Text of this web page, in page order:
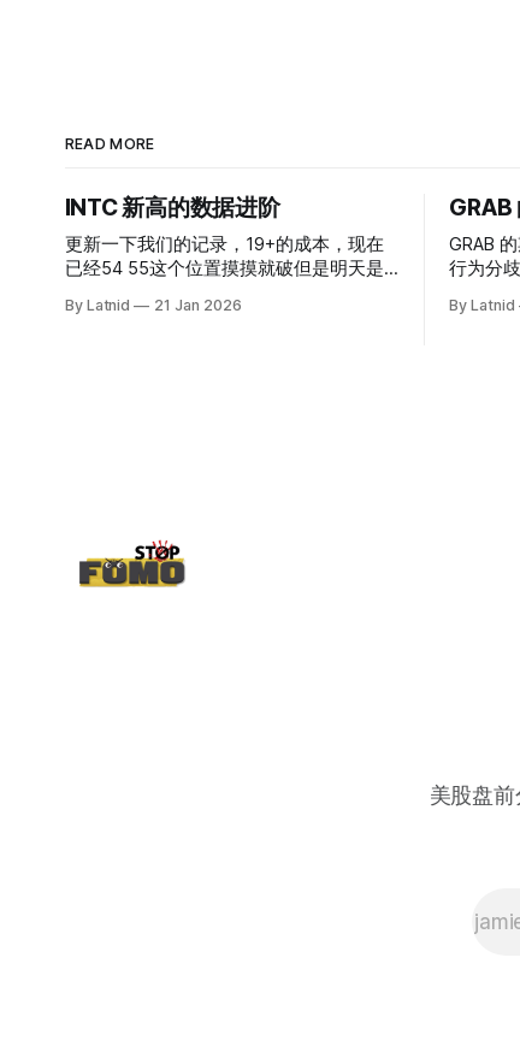
READ MORE
INTC 新高的数据进阶
更新一下我们的记录，19+的成本，现在
已经54 55这个位置摸摸就破但是明天是
而应该谨慎，数据很明显偏向多头，47的
By Latnid 21 Jan 2026
GRAB
GRAB 的期
行为分
By Latnid
美股盘